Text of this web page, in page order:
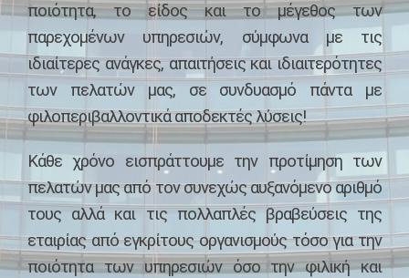
Η ΣΤΡΑΤΗΓΙΚΉ ΜΑΣ
Η ΑΠΟΣΤΟΛΉ ΜΑΣ
ΔΙΕΘΝΉ ΠΡΌΤΥΠΑ ΠΙΣΤΟΠΟΊΗΣΗΣ
ΥΠΗΡΕΣΊΕΣ ΤΑΚΤΙΚΏΝ ΚΑΙ ΓΕΝΙΚΏΝ ΚΑΘΑΡΙΣΜΏΝ
ΤΡΟΦΟΔΟΣΊΑ ΕΠΙΧΕΙΡΉΣΕΩΝ ΜΕ ΑΝΑΛΏΣΙΜΑ ΠΡΟΪΌΝΤΑ
ΑΠΟΛΎΜΑΝΣΗ – ΑΠΕΝΤΌΜΩΣΗ – ΜΥΟΚΤΟΝΊΑ
ΤΕΧΝΙΚΈΣ ΥΠΗΡΕΣΊΕΣ
ΔΙΑΧΕΊΡΙΣΗ ΑΠΟΡΡΙΜΜΆΤΩΝ
ΚΑΙΝΟΤΟΜΕΣ ΤΕΧΝΙΚΕΣ
“THE REACH & WASH SYSTEM” ΚΑΘΑΡΙΣΜΌΣ ΤΖΑΜΙΏΝ &
ΥΑΛΟΠΙΝΆΚΩΝ
EΦΑΡΜΟΓΈΣ ΞΗΡΟΎ ΑΤΜΟΎ
ΕΦΑΡΜΟΓΈΣ NΑΝΟΤΕΧΝΟΛΟΓΊΑΣ
ΑΝΘΡΩΠΙΝΟ ΔΥΝΑΜΙΚΟ
EΚΠΑΊΔΕΥΣΗ ΠΡΟΣΩΠΙΚΟΎ
ΕΠΟΠΤΕΊΑ ΈΡΓΩΝ
ΣΤΌΧΟΙ ΚΑΙ ΑΞΙΟΛΌΓΗΣΗ
ΟΙ ΠΕΛΑΤΕΣ ΜΑΣ
ΕΠΙΚΟΙΝΩΝΙΑ
ποιότητα, το είδος και το μέγεθος των
παρεχομένων υπηρεσιών, σύμφωνα με τις
ιδιαίτερες ανάγκες, απαιτήσεις και ιδιαιτερότητες
των πελατών μας, σε συνδυασμό πάντα με
φιλοπεριβαλλοντικά αποδεκτές λύσεις!
Κάθε χρόνο εισπράττουμε την προτίμηση των
πελατών μας από τον συνεχώς αυξανόμενο αριθμό
τους αλλά και τις πολλαπλές βραβεύσεις της
εταιρίας από εγκρίτους οργανισμούς τόσο για την
ποιότητα των υπηρεσιών όσο την φιλική και